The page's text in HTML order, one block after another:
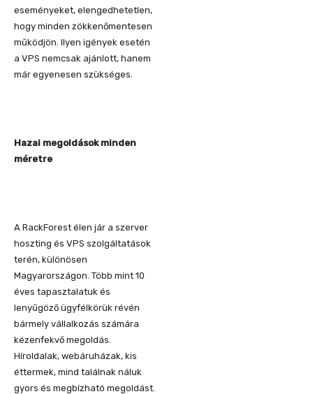
eseményeket, elengedhetetlen,
hogy minden zökkenőmentesen
működjön. Ilyen igények esetén
a VPS nemcsak ajánlott, hanem
már egyenesen szükséges.
Hazai megoldások minden
méretre
A RackForest élen jár a szerver
hoszting és VPS szolgáltatások
terén, különösen
Magyarországon. Több mint 10
éves tapasztalatuk és
lenyűgöző ügyfélkörük révén
bármely vállalkozás számára
kézenfekvő megoldás.
Híroldalak, webáruházak, kis
éttermek, mind találnak náluk
gyors és megbízható megoldást.